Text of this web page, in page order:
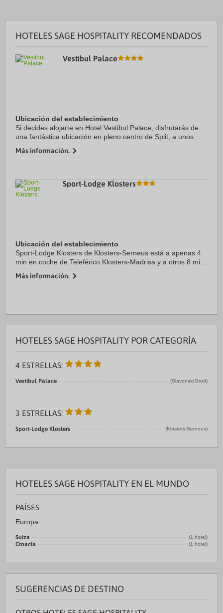
HOTELES SAGE HOSPITALITY RECOMENDADOS
Vestibul Palace
Ubicación del establecimiento
Si decides alojarte en Hotel Vestibul Palace, disfrutarás de
una fantástica ubicación en pleno centro de Split, a unos
Diocleciano. Además, este hotel de ...
Más información.
Sport-Lodge Klosters
Ubicación del establecimiento
Sport-Lodge Klosters de Klosters-Serneus está a apenas 4
min en coche de Teleférico Klosters-Madrisa y a otros 8 min
hotel para familias se encuentra ...
Más información.
HOTELES SAGE HOSPITALITY POR CATEGORÍA
4 ESTRELLAS:
Vestibul Palace (Slavonski Brod)
3 ESTRELLAS:
Sport-Lodge Klosters (Klosters-Serneus)
HOTELES SAGE HOSPITALITY EN EL MUNDO
PAÍSES
Europa:
Suiza (1 hotel)
Croacia (1 hotel)
SUGERENCIAS DE DESTINO